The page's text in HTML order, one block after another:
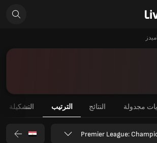
مجدولة النتائج الترتيب التشكيلة
Premier League: